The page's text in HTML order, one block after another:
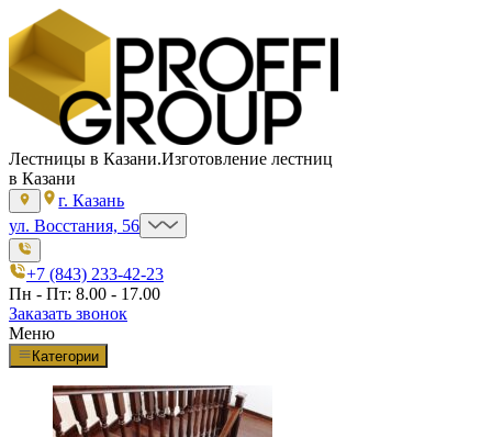
Лестницы в Казани.Изготовление лестниц
в Казани
г. Казань
ул. Восстания, 56
+7 (843) 233-42-23
Пн - Пт: 8.00 - 17.00
Заказать звонок
Меню
Категории